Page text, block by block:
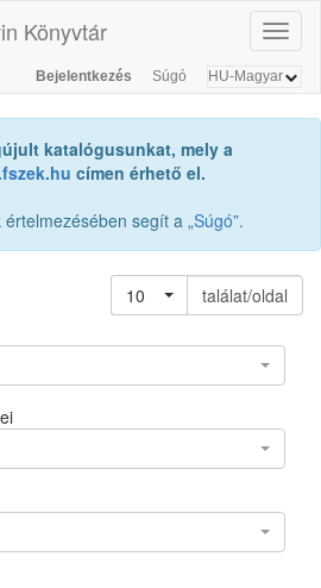
Könyvtár
Bejelentkezés Súgó
katalógusunkat, mely a
címen érhető el.
segít a „Súgó”.
10
találat/oldal